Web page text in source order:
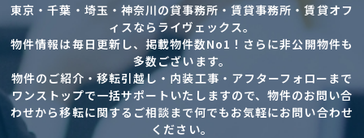
東京・千葉・埼玉・神奈川の貸事務所・賃貸事務所・賃貸オフ
ィスならライヴェックス。
物件情報は毎日更新し、掲載物件数No1！さらに非公開物件も
多数ございます。
物件のご紹介・移転引越し・内装工事・アフターフォローまで
ワンストップで一括サポートいたしますので、物件のお問い合
わせから移転に関するご相談まで何でもお気軽にお問い合わせ
ください。